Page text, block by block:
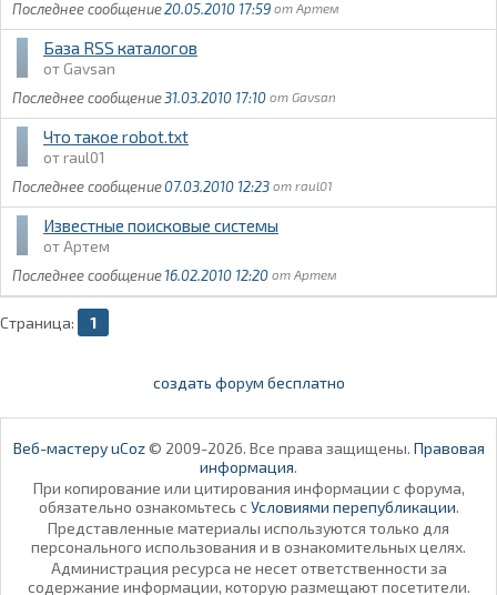
20.05.2010 17:59
Артем
База RSS каталогов
Gavsan
31.03.2010 17:10
Gavsan
Что такое robot.txt
raul01
07.03.2010 12:23
raul01
Известные поисковые системы
Артем
16.02.2010 12:20
Артем
Страница: 1
создать форум бесплатно
Веб-мастеру uCoz© 2009-2026. Все права защищены. Правовая
информация.
При копирование или цитирования информации с форума,
обязательно ознакомьтесь с Условиями перепубликации.
Представленные материалы используются только для
персонального использования и в ознакомительных целях.
Администрация ресурса не несет ответственности за
содержание информации, которую размещают посетители.